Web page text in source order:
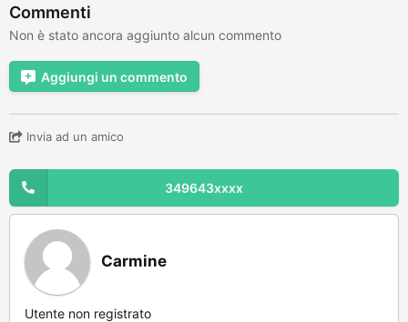
Commenti
Non è stato ancora aggiunto alcun commento
Aggiungi un commento
Invia ad un amico
349643xxxx
Carmine
Utente non registrato